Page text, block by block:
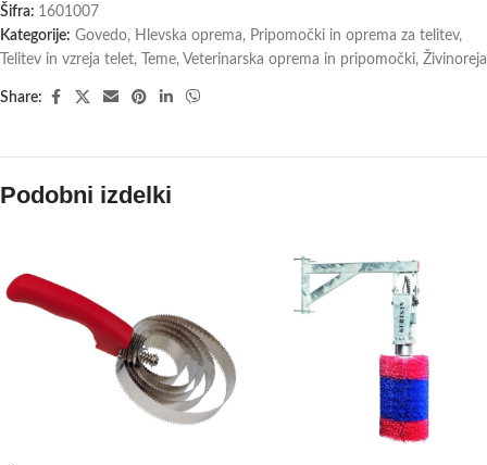
Šifra: 1601007
Kategorije: Govedo, Hlevska oprema, Pripomočki in oprema za telitev,
Telitev in vzreja telet, Teme, Veterinarska oprema in pripomočki, Živinoreja
Share:
Podobni izdelki